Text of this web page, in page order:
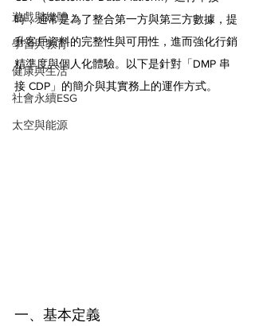
遊戲與媒體
學習與教育
健康與生活
社會永續ESG
太空與能源
時，通常是為了整合第一方與第三方數據，提
升客戶資料的完整性與可用性，進而強化行銷
精準度與個人化體驗。以下是針對「DMP 串
接 CDP」的簡介與其實務上的運作方式。
一、基本定義